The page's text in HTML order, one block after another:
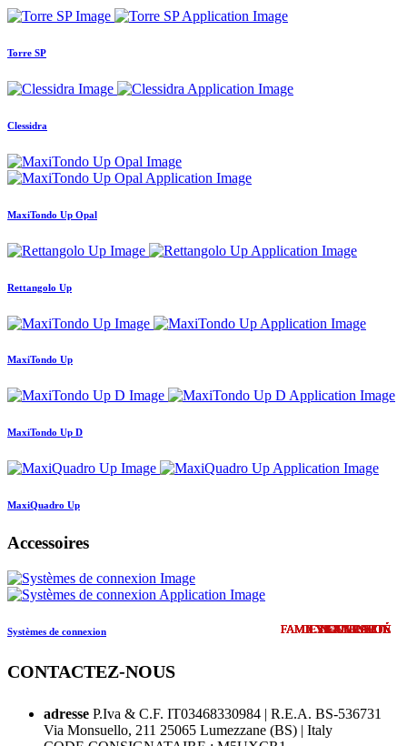
FAMILY EXTENSION
NOUVEAUTÉ
COMING SOON
NOUVEAUTÉ
NOUVEAUTÉ
NOUVEAUTÉ
NOUVEAUTÉ
FAMILY EXTENSION
FAMILY EXTENSION
NOUVEAUTÉ
NOUVEAUTÉ
NOUVEAUTÉ
NOUVEAUTÉ
NOUVEAUTÉ
NOUVEAUTÉ
NOUVEAUTÉ
FAMILY EXTENSION
FAMILY EXTENSION
NOUVEAUTÉ
DESIGN UPDATE
FAMILY EXTENSION
FAMILY EXTENSION
NOUVEAUTÉ
DESIGN UPDATE
NOUVEAUTÉ
Torre SP
Clessidra
MaxiTondo Up Opal
Rettangolo Up
MaxiTondo Up
MaxiTondo Up D
MaxiQuadro Up
Accessoires
Systèmes de connexion
CONTACTEZ-NOUS
adresse P.Iva & C.F. IT03468330984 | R.E.A. BS-536731
Via Monsuello, 211 25065 Lumezzane (BS) | Italy